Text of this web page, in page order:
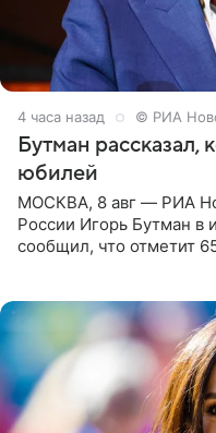
4 часа назад © РИА
Бутман рассказал,
юбилей
МОСКВА, 8 авг — РИА
России Игорь Бутман в
сообщил, что отметит